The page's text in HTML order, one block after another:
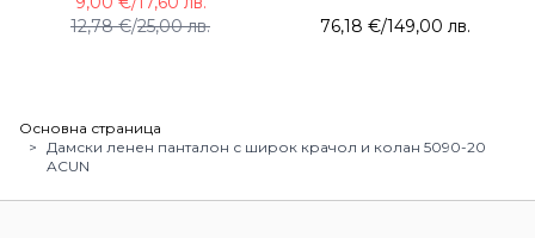
12,78 €/25,00 лв. 76,18 €/149,00 лв.
Основна страница
> Дамски ленен панталон с широк крачол и колан 5090-20
ACUN